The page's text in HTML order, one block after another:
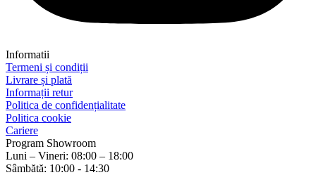
Informatii
Termeni și condiții
Livrare și plată
Informații retur
Politica de confidențialitate
Politica cookie
Cariere
Program Showroom
Luni – Vineri: 08:00 – 18:00
Sâmbătă: 10:00 - 14:30